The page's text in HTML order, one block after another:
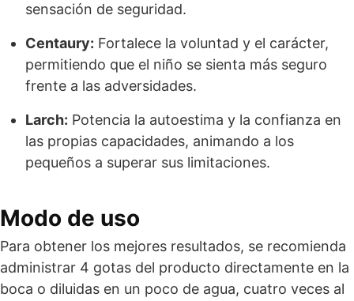
sensación de seguridad.
Centaury: Fortalece la voluntad y el carácter,
permitiendo que el niño se sienta más seguro
frente a las adversidades.
Larch: Potencia la autoestima y la confianza en
las propias capacidades, animando a los
pequeños a superar sus limitaciones.
Modo de uso
Para obtener los mejores resultados, se recomienda
administrar 4 gotas del producto directamente en la
boca o diluidas en un poco de agua, cuatro veces al